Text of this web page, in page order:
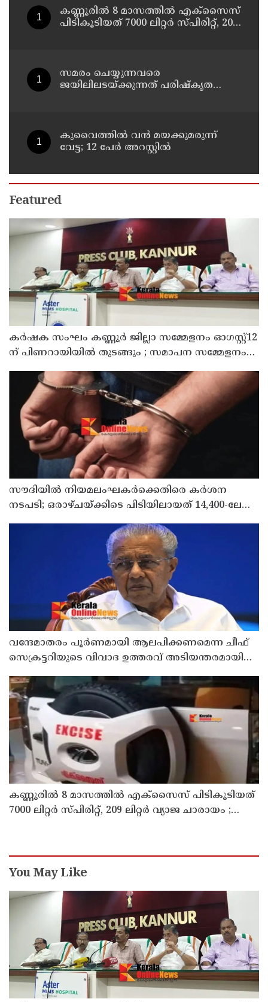
കണ്ണൂരിൽ 8 മാസത്തിൽ എക്സൈസ്
പിടികൂടിയത് 7000 ലിറ്റർ സ്പിരിറ്റ്‌, 209
സമരം ചെയ്യുന്നവരെ
ജയിലിലടയ്ക്കുന്നത് പരിഷ്കൃത
കുവൈത്തില്‍ വന്‍ മയക്കുമരുന്ന്
വേട്ട; 12 പേര്‍ അറസ്റ്റില്‍
Featured
കർഷക സംഘം കണ്ണൂർ ജില്ലാ സമ്മേളനം ഓഗസ്റ്റ്12
ന് പിണറായിയിൽ തുടങ്ങും ; സമാപന സമ്മേളനം
ചെയ്യും
സൗദിയില്‍ നിയമലംഘകര്‍ക്കെതിരെ കര്‍ശന
നടപടി; ഒരാഴ്ചയ്ക്കിടെ പിടിയിലായത് 14,400-ലേറെ
വന്ദേമാതരം പൂർണമായി ആലപിക്കണമെന്ന ചീഫ്
സെക്രട്ടറിയുടെ വിവാദ ഉത്തരവ് അടിയന്തരമായി
കണ്ണൂരിൽ 8 മാസത്തിൽ എക്സൈസ് പിടികൂടിയത്
7000 ലിറ്റർ സ്പിരിറ്റ്‌, 209 ലിറ്റർ വ്യാജ ചാരായം ;
You May Like